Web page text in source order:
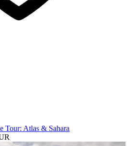
Tour: Atlas & Sahara